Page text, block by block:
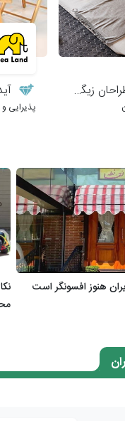
زیگورات
پذیرایی
هنوز افسونگر است